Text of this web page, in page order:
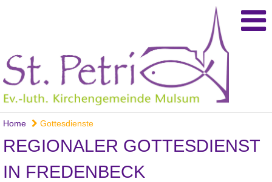
Home Gottesdienste
REGIONALER GOTTESDIENST
IN FREDENBECK